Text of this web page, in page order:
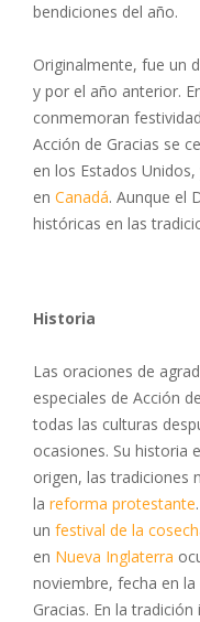
bendiciones del año.
Originalmente, fue un
y por el año anterior.
conmemoran
Acción de Gracias se
en los Estados
en Canadá. Aunque el
históricas en las
Historia
Las oraciones de
especiales de Acción
todas las culturas
ocasiones. Su historia
origen, las tradiciones
la reforma protestante
un festival de la
en Nueva Inglaterra
noviembre, fecha en
Gracias. En la